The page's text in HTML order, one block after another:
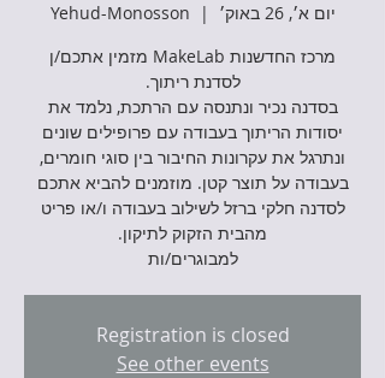
יום א׳, 26 באוק׳
  |
Yehud-Monosson
מרכז החדשנות MakeLab מזמין אתכם/ן
בסדנה נכיר ונתנסה עם הרתכת, נלמד את
יסודות הריתוך בעבודה עם פרופילים שונים
ונתרגל את עקרונות החיבור בין סוגי חומרים,
בעבודה על תוצר קטן. מוזמנים להביא אתכם
לסדנה חלקי ברזל לשילוב בעבודה ו/או פריט
למבוגרים/ות
Registration is closed
See other events